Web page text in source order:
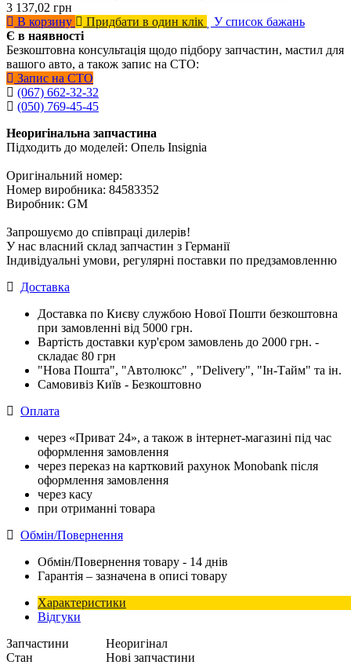
3 137,02 грн
В корзину
Придбати в один клік
У список бажань
Є в наявності
Безкоштовна консультація щодо підбору запчастин, мастил для
вашого авто, а також запис на СТО:
Запис на СТО
(067) 662-32-32
(050) 769-45-45
Неоригінальна запчастина
Підходить до моделей: Опель Insignia
Оригінальний номер:
Номер виробника: 84583352
Виробник: GM
Запрошуємо до співпраці дилерів!
У нас власний склад запчастин з Германії
Індивідуальні умови, регулярні поставки по предзамовленню
Доставка
Доставка по Києву службою Нової Пошти безкоштовна
при замовленні від 5000 грн.
Вартість доставки кур'єром замовлень до 2000 грн. -
складає 80 грн
"Нова Пошта", "Автолюкс" , "Delivery", "Iн-Тайм" та ін.
Самовивіз Київ - Безкоштовно
Оплата
через «Приват 24», а також в інтернет-магазині під час
оформлення замовлення
через переказ на картковий рахунок Monobank після
оформлення замовлення
через касу
при отриманні товара
Обмін/Повернення
Обмін/Повернення товару - 14 днів
Гарантія – зазначена в описі товару
Характеристики
Відгуки
Запчастини
Неоригінал
Стан
Нові запчастини